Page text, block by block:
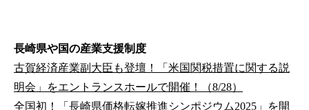
長崎県や国の産業支援制度
古賀経済産業副大臣も登壇！「米国関税措置に関する説
明会」をエントランスホールで開催！（8/28）
全国初！「長崎県価格転嫁推進シンポジウム2025」を開